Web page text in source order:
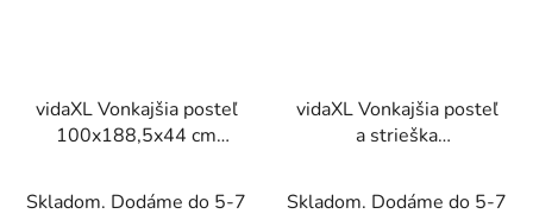
vidaXL Vonkajšia posteľ
100x188,5x44 cm
Skladom. Dodáme do 5-7
vidaXL Vonkajšia posteľ
a strieška
ohýbaný masív krémová
Skladom. Dodáme do 5-7